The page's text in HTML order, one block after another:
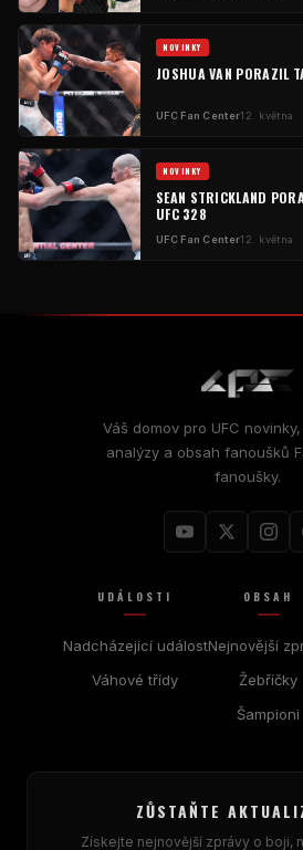
NOVINKY
JOSHUA VAN PORAZIL
UFCFan Center12. května
NOVINKY
SEAN STRICKLAND
UFC328
UFCFan Center12. května
Váš domov pro UFC
analýzy a obsah fanoušků
fanoušky.
UDÁLOSTI
Nadcházející událost
Váhové třídy
OBSAH
Nejnovější
Žebříčky
Šampioni
ZŮSTAŇTE
Získejte nejnovější zprávy o boji,